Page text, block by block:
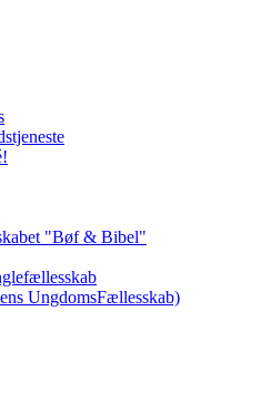
"Bøf & Bibel"
UngdomsFællesskab)